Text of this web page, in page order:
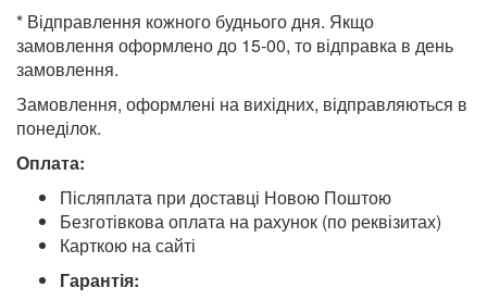
* Відправлення кожного буднього дня. Якщо
замовлення оформлено до 15-00, то відправка в день
замовлення.
Замовлення, оформлені на вихідних, відправляються в
понеділок.
Оплата:
Післяплата при доставці Новою Поштою
Безготівкова оплата на рахунок (по реквізитах)
Карткою на сайті
Гарантія: